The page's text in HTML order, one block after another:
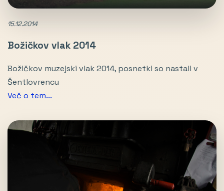
15.12.2014
Božičkov vlak 2014
Božičkov muzejski vlak 2014, posnetki so nastali v
Šentlovrencu
Več o tem...